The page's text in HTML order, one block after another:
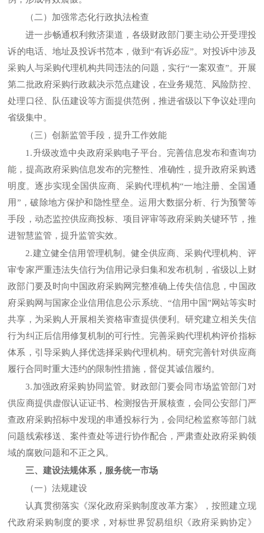
（二）加强常态化行政执法检查
进一步畅通权利救济渠道，各级财政部门要主动公开受理投
诉的电话、地址及投诉书范本，做到“有诉必应”。对投诉中涉及
采购人与采购代理机构共同违法的问题，实行“一案双查”。开展
第二批政府采购行政裁决示范点建设，在业务规范、风险防控、
处理口径、队伍建设等方面提供范例，推进省级以下争议处理向
省级集中。
（三）创新监管手段，提升工作效能
1.升级改造中央政府采购电子平台。完善信息发布和查询功
能，提高政府采购信息发布的完整性、准确性，提升政府采购透
明度。逐步实现全国供应商、采购代理机构“一地注册、全国通
用”，破除地方保护和隐性壁垒。运用大数据分析、行为预警等
手段，动态监控供应商投标、项目评审等政府采购关键环节，推
进智慧监管，提升监管实效。
2.建立健全信用管理机制。健全供应商、采购代理机构、评
审专家严重违法失信行为信用记录归集和发布机制，省级以上财
政部门要及时向中国政府采购网完整准确上传失信信息，中国政
府采购网与国家企业信用信息公示系统、“信用中国”网站等实时
共享，为采购人开展相关资格审查提供便利。研究建立相关失信
行为纠正后信用修复机制的可行性。完善采购代理机构评价指标
体系，引导采购人择优选择采购代理机构。研究完善针对供应商
履行合同时重大违约的限制性措施，督促其诚信履约。
3.加强政府采购协同监管。财政部门要会同市场监管部门对
供应商提供虚假认证证书、检测报告开展核查，会同公安部门严
查政府采购招标中发现的串通投标行为，会同纪检监察等部门就
问题线索移送、案件查处等进行协作配合，严肃查处政府采购领
域的腐败问题和不正之风。
三、建设法规体系，服务统一市场
（一）法规建设
认真贯彻落实《深化政府采购制度改革方案》，按照建立现
代政府采购制度的要求，对标世界贸易组织《政府采购协定》